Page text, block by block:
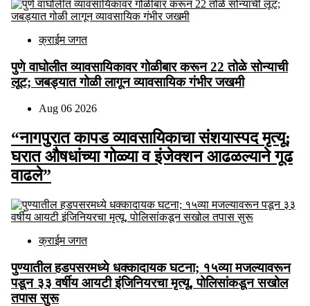
क्राईम जगत
पुणे वाघोलीत व्यावसायिकावर गोळीबार करून 22 तोळे सोन्याची
लूट; जबड्यात गोळी लागून व्यावसायिक गंभीर जखमी
Aug 06 2026
“नागपुरात कापड व्यावसायिकाचा संशयास्पद मृत्यू;
घरात औषधांच्या गोळ्या व इंजेक्शन आढळल्याने गूढ
वाढले”
क्राईम जगत
पुण्यातील हडपसरमध्ये धक्कादायक घटना; १५व्या मजल्यावरून
पडून ३३ वर्षीय आयटी इंजिनियरचा मृत्यू, पोलिसांकडून सखोल
तपास सुरू